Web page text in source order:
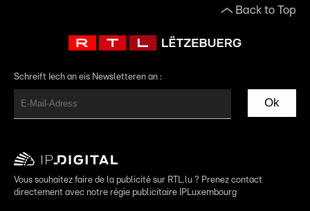
Back to Top
Schreift Iech an eis Newsletteren an :
Ok
Vous souhaitez faire de la publicité sur RTL.lu ? Prenez contact
directement avec notre régie publicitaire IPLuxembourg